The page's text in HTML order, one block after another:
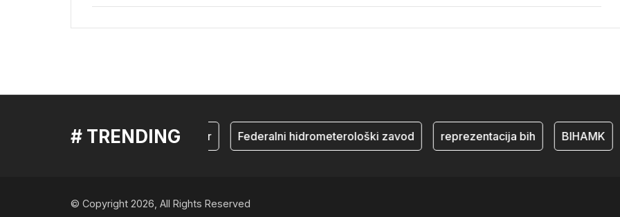
# TRENDINGmostar Federalni hidrometerološki zavod reprezentacija bih BIHAMK
© Copyright 2026, All Rights Reserved